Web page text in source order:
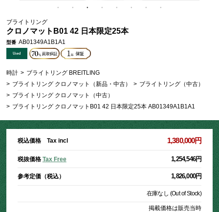
ブライトリング
クロノマットB01 42 日本限定25本
型番 AB01349A1B1A1
時計 > ブライトリング BREITLING
> ブライトリング クロノマット（新品・中古） > ブライトリング（中古）
> ブライトリング クロノマット（中古）
> ブライトリング クロノマットB01 42 日本限定25本 AB01349A1B1A1
税込価格 Tax incl 1,380,000円
税抜価格 Tax Free 1,254,546円
参考定価（税込） 1,826,000円
在庫なし (Out of Stock)
掲載価格は販売当時